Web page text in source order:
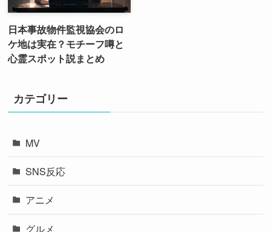
日本事故物件監視協会のロ
ケ地は実在？モチーフ噂と
心霊スポット説まとめ
カテゴリー
MV
SNS反応
アニメ
グルメ